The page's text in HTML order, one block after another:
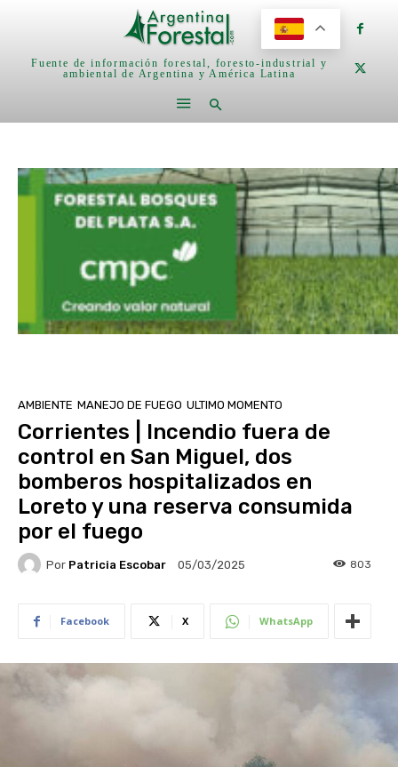
Fuente de información forestal, foresto-industrial y
ambiental de Argentina y América Latina
AMBIENTE MANEJO DE FUEGO ULTIMO MOMENTO
Corrientes | Incendio fuera de
control en San Miguel, dos
bomberos hospitalizados en
Loreto y una reserva consumida
por el fuego
Por Patricia Escobar 05/03/2025 803
Facebook X WhatsApp